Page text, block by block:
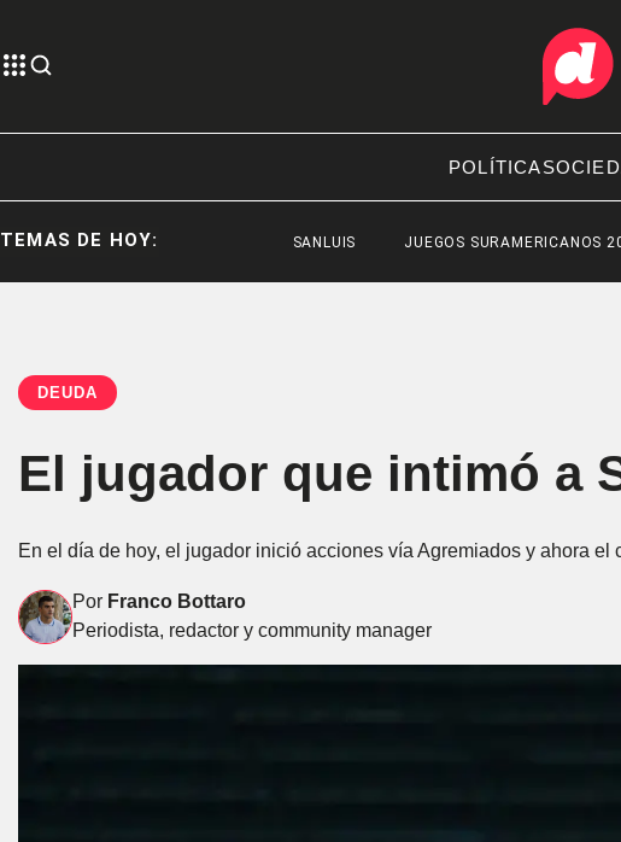
POLÍTICA
TEMAS DE HOY: JUEGOS SURAMERICANOS 2026
DEUDA
El jugador que intimó a
En el día de hoy, el jugador inició acciones vía Agremiados y ahora
Por Franco Bottaro
Periodista, redactor y community manager